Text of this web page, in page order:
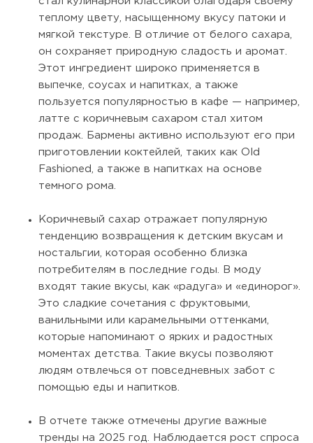
теплому цвету, насыщенному вкусу патоки и
мягкой текстуре. В отличие от белого сахара,
он сохраняет природную сладость и аромат.
Этот ингредиент широко применяется в
выпечке, соусах и напитках, а также
пользуется популярностью в кафе — например,
латте с коричневым сахаром стал хитом
продаж. Бармены активно используют его при
приготовлении коктейлей, таких как Old
Fashioned, а также в напитках на основе
темного рома.
Коричневый сахар отражает популярную
тенденцию возвращения к детским вкусам и
ностальгии, которая особенно близка
потребителям в последние годы. В моду
входят такие вкусы, как «радуга» и «единорог».
Это сладкие сочетания с фруктовыми,
ванильными или карамельными оттенками,
которые напоминают о ярких и радостных
моментах детства. Такие вкусы позволяют
людям отвлечься от повседневных забот с
помощью еды и напитков.
В отчете также отмечены другие важные
тренды на 2025 год. Наблюдается рост спроса